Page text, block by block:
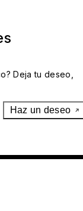
Deja tu deseo,
Haz un deseo